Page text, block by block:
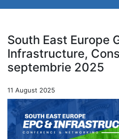
South East Europe
Infrastructure,
septembrie 2025
11 August 2025